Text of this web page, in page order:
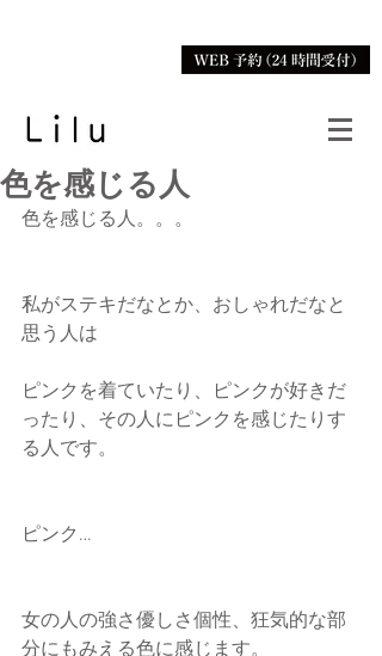
色を感じる人
色を感じる人。。。
私がステキだなとか、おしゃれだなと
思う人は
ピンクを着ていたり、ピンクが好きだ
ったり、その人にピンクを感じたりす
る人です。
ピンク…
女の人の強さ優しさ個性、狂気的な部
分にもみえる色に感じます。